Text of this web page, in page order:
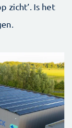
zicht’. Is het